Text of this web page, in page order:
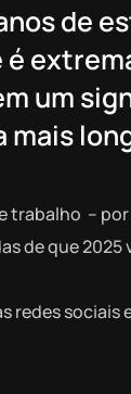
de
um
mais
trabalho –
de que
redes